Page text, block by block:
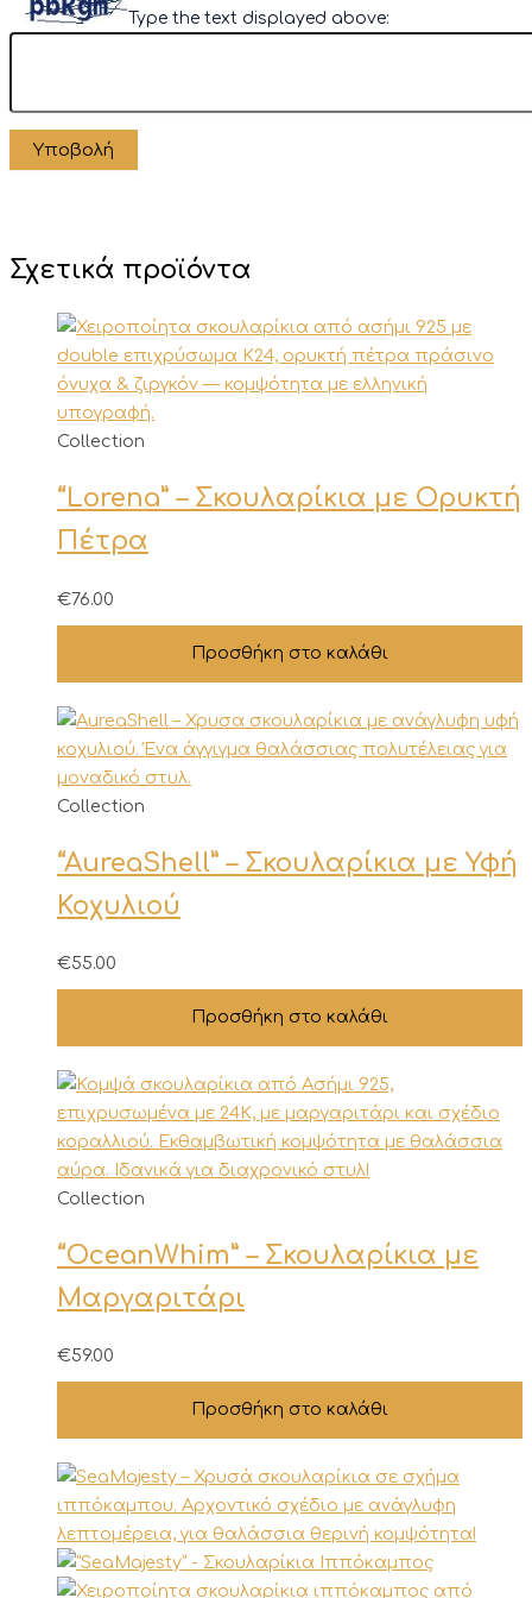
Type the text displayed above:
Σχετικά προϊόντα
Collection
“Lorena” – Σκουλαρίκια με Ορυκτή
Πέτρα
€76.00
Προσθήκη στο καλάθι
Collection
“AureaShell” – Σκουλαρίκια με Υφή
Κοχυλιού
€55.00
Προσθήκη στο καλάθι
Collection
“OceanWhim” – Σκουλαρίκια με
Μαργαριτάρι
€59.00
Προσθήκη στο καλάθι